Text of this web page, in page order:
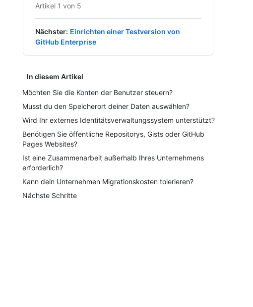
Artikel 1 von 5
Nächster: Einrichten einer Testversion von
GitHub Enterprise
In diesem Artikel
Möchten Sie die Konten der Benutzer steuern?
Musst du den Speicherort deiner Daten auswählen?
Wird Ihr externes Identitätsverwaltungssystem unterstützt?
Benötigen Sie öffentliche Repositorys, Gists oder GitHub
Pages Websites?
Ist eine Zusammenarbeit außerhalb Ihres Unternehmens
erforderlich?
Kann dein Unternehmen Migrationskosten tolerieren?
Nächste Schritte